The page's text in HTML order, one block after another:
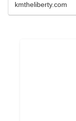
kmtheliberty.com